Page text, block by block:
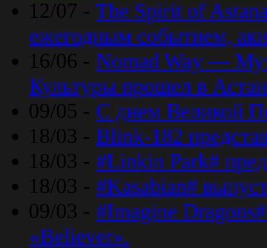
12/07 - The Spirit of
ежегодным событием,
16/06 - Nomad Way —
Культуры прошел в
09/05 - С днем Великой
18/03 - Blink-182
18/03 - #Linkin Park#
18/03 - #Kasabian#
09/03 - #Imagine
«Believer».